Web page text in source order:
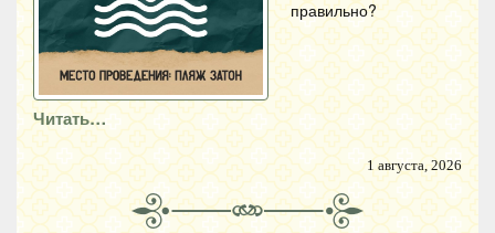
правильно?
Читать…
1 августа, 2026